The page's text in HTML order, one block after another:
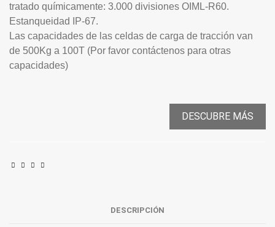
tratado químicamente: 3.000 divisiones OIML-R60.
Estanqueidad IP-67.
Las capacidades de las celdas de carga de tracción van
de 500Kg a 100T (Por favor contáctenos para otras
capacidades)
DESCUBRE MÁS
DESCRIPCIÓN